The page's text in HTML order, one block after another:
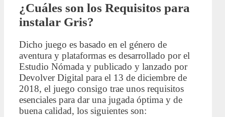
¿Cuáles son los Requisitos para
instalar Gris?
Dicho juego es basado en el género de
aventura y plataformas es desarrollado por el
Estudio Nómada y publicado y lanzado por
Devolver Digital para el 13 de diciembre de
2018, el juego consigo trae unos requisitos
esenciales para dar una jugada óptima y de
buena calidad, los siguientes son: